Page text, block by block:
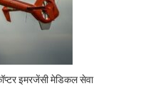
इमरजेंसी मेडिकल सेवा